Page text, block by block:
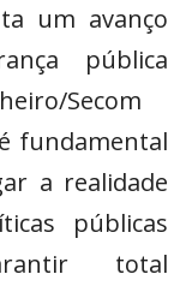
um avanço
pública
Secom
fundamental
a realidade
públicas
total